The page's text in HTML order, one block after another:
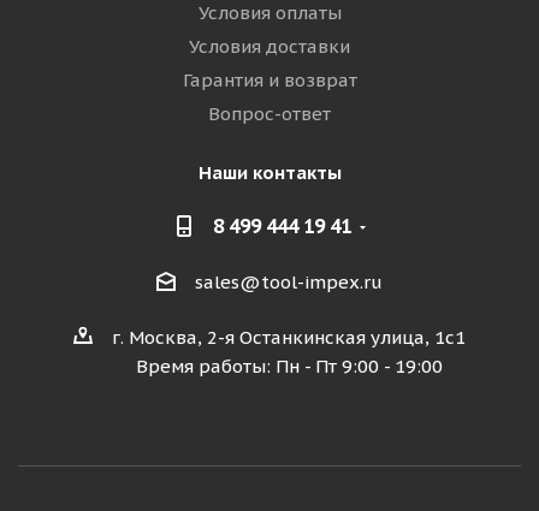
Условия оплаты
Условия доставки
Гарантия и возврат
Вопрос-ответ
Наши контакты
8 499 444 19 41
sales@tool-impex.ru
г. Москва, 2-я Останкинская улица, 1с1
Время работы: Пн - Пт 9:00 - 19:00